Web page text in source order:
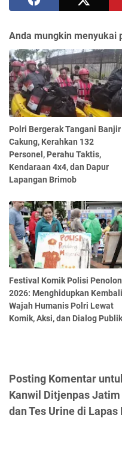
Anda mungkin menyukai
Polri Bergerak Tangani Banjir
Cakung, Kerahkan 132
Personel, Perahu Taktis,
Kendaraan 4x4, dan Dapur
Lapangan Brimob
Festival Komik Polisi
2026: Menghidupkan Kembali
Wajah Humanis Polri Lewat
Komik, Aksi, dan Dialog Publik
Posting Komentar
Kanwil Ditjenpas
dan Tes Urine di